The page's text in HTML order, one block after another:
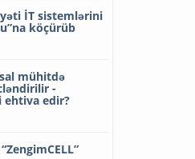
İT sistemlərini
köçürüb
mühitdə
-
ehtiva edir?